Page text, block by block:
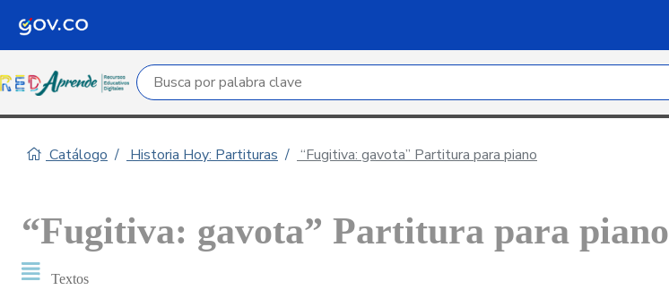
Campo de búsqueda por palabra clave
Catálogo Historia Hoy: Partituras “Fugitiva: gavota” Partitura para piano
“Fugitiva: gavota” Partitura para piano
Textos